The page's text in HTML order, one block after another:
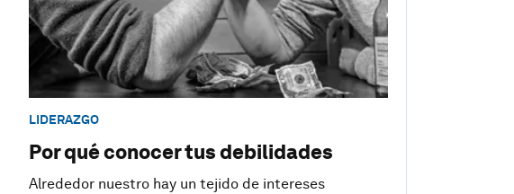
LIDERAZGO
Por qué conocer tus debilidades
Alrededor nuestro hay un tejido de intereses